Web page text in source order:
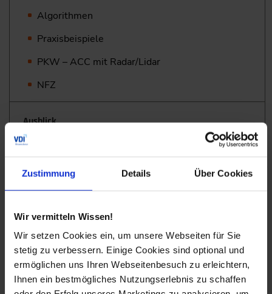
Zustimmung Details Über Cookies
Wir vermitteln Wissen!
Wir setzen Cookies ein, um unsere Webseiten für Sie
stetig zu verbessern. Einige Cookies sind optional und
ermöglichen uns Ihren Webseitenbesuch zu erleichtern,
Ihnen ein bestmögliches Nutzungserlebnis zu schaffen
Algorithmen
Praxisbeispiele
PKW – ACC mit Radar/Lidar
NFZ
Ausblick
Wissenschaftlich: Neue Konzepte /
Programm-PDF( PDF, 625 KB) Herunterladen
Zielgruppe